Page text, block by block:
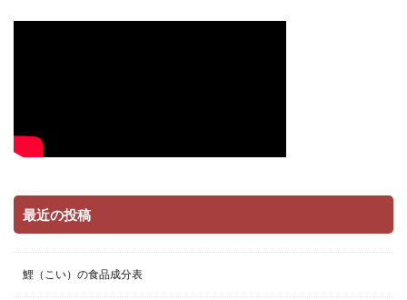
最近の投稿
鯉（こい）の食品成分表